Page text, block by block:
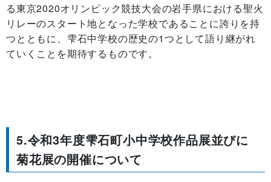
る東京2020オリンピック競技大会の岩手県における聖火
リレーのスタート地となった学校であることに誇りを持
つとともに、雫石中学校の歴史の1つとして語り継がれ
ていくことを期待するものです。
5.令和3年度雫石町小中学校作品展並びに
菊花展の開催について